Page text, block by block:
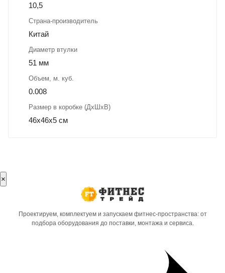
10,5
Страна-производитель
Китай
Диаметр втулки
51 мм
Объем, м. куб.
0.008
Размер в коробке (ДхШхВ)
46х46х5 см
×
Проектируем, комплектуем и запускаем фитнес-пространства: от
подбора оборудования до поставки, монтажа и сервиса.